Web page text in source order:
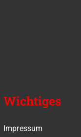
Wichtiges
Impressum